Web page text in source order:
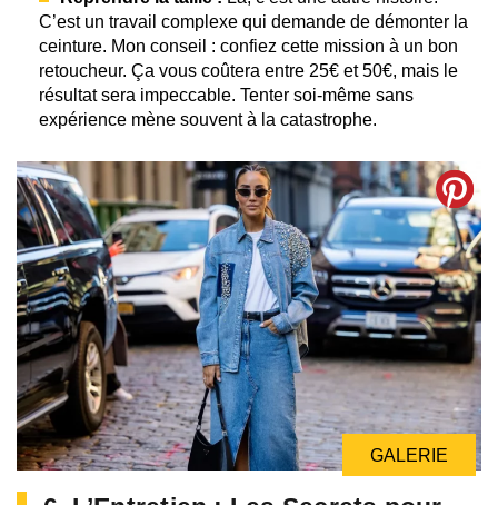
C’est un travail complexe qui demande de démonter la
ceinture. Mon conseil : confiez cette mission à un bon
retoucheur. Ça vous coûtera entre 25€ et 50€, mais le
résultat sera impeccable. Tenter soi-même sans
expérience mène souvent à la catastrophe.
GALERIE